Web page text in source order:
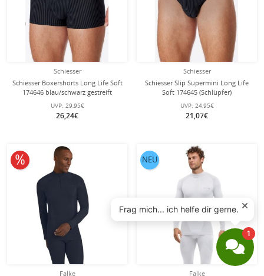
Schiesser
Schiesser Boxershorts Long Life Soft
174646 blau/schwarz gestreift
Herren - 1 Stück
UVP: 29,95€
26,24€
Schiesser
Schiesser Slip Supermini Long Life
Soft 174645 (Schlüpfer)
blau/schwarz gestreift Herren - 1
Stück
UVP: 24,95€
21,07€
Falke
10% reduziert
Falke
NEU